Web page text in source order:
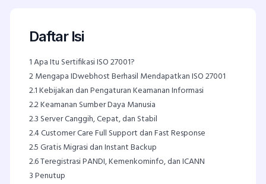
Daftar Isi
1Apa Itu Sertifikasi ISO 27001?
2Mengapa IDwebhost Berhasil Mendapatkan ISO 27001
2.1Kebijakan dan Pengaturan Keamanan Informasi
2.2Keamanan Sumber Daya Manusia
2.3 Server Canggih, Cepat, dan Stabil
2.4Customer Care Full Support dan Fast Response
2.5Gratis Migrasi dan Instant Backup
2.6Teregistrasi PANDI, Kemenkominfo, dan ICANN
3Penutup